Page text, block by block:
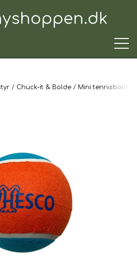
BILEN
& FODER
Chuck-it & Bolde Mini tennisbold 3